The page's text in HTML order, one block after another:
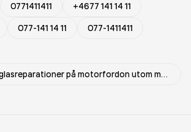
0771411411
+4677 141 14 11
077-141 14 11 077-1411411
Plåt-, lack- och glasreparationer på motorfordon utom motorcyklar